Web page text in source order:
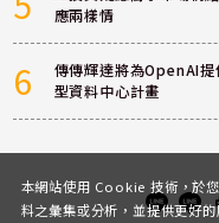
應兩樣情
6
傳傳輝達將為OpenAI
型資料中心計畫
本網站使用 Cookie 技術，於
料之彙集或分析，並提供更好